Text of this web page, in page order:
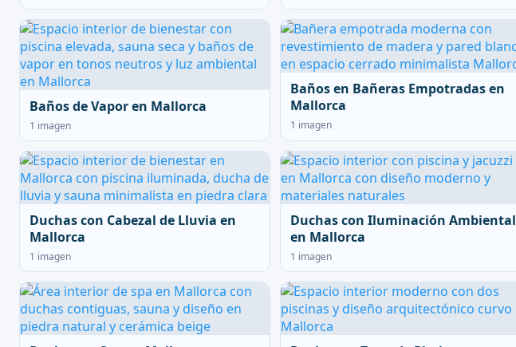
Baños de Vapor en Mallorca
1 imagen
Baños en Bañeras Empotradas en
Mallorca
1 imagen
Duchas con Cabezal de Lluvia en
Mallorca
1 imagen
Duchas con Iluminación Ambiental
en Mallorca
1 imagen